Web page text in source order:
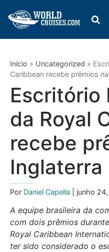
Início » Uncategorized »
Caribbean recebe prêmios
Escritório
da Royal
recebe
Inglaterra
Por Daniel Capella | junho
A equipe brasileira da
com dois prêmios
Royal Caribbean
ter sido considerado o